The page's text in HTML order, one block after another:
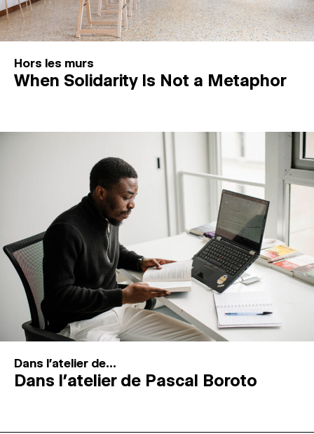
Hors les murs
When Solidarity Is Not a Metaphor
Dans l'atelier de...
Dans l’atelier de Pascal Boroto